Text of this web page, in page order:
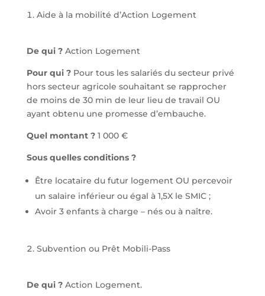
Aide à la mobilité d’Action Logement
De qui ? Action Logement
Pour qui ?Pour tous les salariés du secteur privé
hors secteur agricole souhaitant se rapprocher
de moins de 30 min de leur lieu de travail OU
ayant obtenu une promesse d’embauche.
Quel montant ?1 000 €
Sous quelles conditions ?
Être locataire du futur logement OU percevoir
un salaire inférieur ou égal à 1,5X le SMIC ;
Avoir 3 enfants à charge – nés ou à naître.
Subvention ou Prêt Mobili-Pass
De qui ?Action Logement.